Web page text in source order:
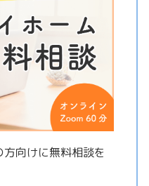
向けに無料相談を